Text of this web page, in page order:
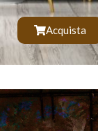
Acquista